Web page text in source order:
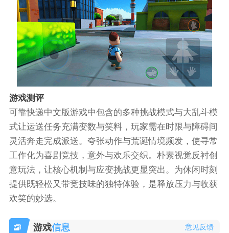
游戏测评
可靠快递中文版游戏中包含的多种挑战模式与大乱斗模
式让运送任务充满变数与笑料，玩家需在时限与障碍间
灵活奔走完成派送。夸张动作与荒诞情境频发，使寻常
工作化为喜剧竞技，意外与欢乐交织。朴素视觉反衬创
意玩法，让核心机制与应变挑战更显突出。为休闲时刻
提供既轻松又带竞技味的独特体验，是释放压力与收获
欢笑的妙选。
游戏信息 意见反馈